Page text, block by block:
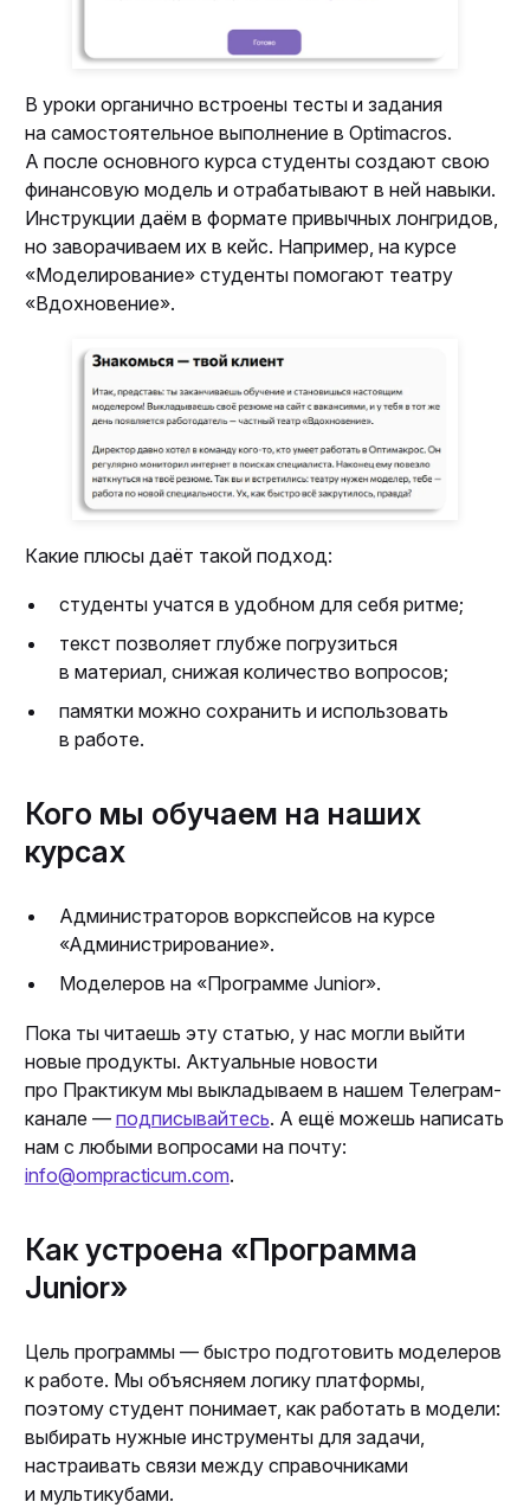
В уроки органично встроены тесты и задания
на самостоятельное выполнение в Optimacros.
А после основного курса студенты создают свою
финансовую модель и отрабатывают в ней навыки.
Инструкции даём в формате привычных лонгридов,
но заворачиваем их в кейс. Например, на курсе
«Моделирование» студенты помогают театру
«Вдохновение».
Какие плюсы даёт такой подход:
студенты учатся в удобном для себя ритме;
текст позволяет глубже погрузиться
в материал, снижая количество вопросов;
памятки можно сохранить и использовать
в работе.
Кого мы обучаем на наших
курсах
Администраторов воркспейсов на курсе
«Администрирование».
Моделеров на «Программе Junior».
Пока ты читаешь эту статью, у нас могли выйти
новые продукты. Актуальные новости
про Практикум мы выкладываем в нашем Телеграм-
канале — подписывайтесь. А ещё можешь написать
нам с любыми вопросами на почту:
info@ompracticum.com.
Как устроена «Программа
Junior»
Цель программы — быстро подготовить моделеров
к работе. Мы объясняем логику платформы,
поэтому студент понимает, как работать в модели:
выбирать нужные инструменты для задачи,
настраивать связи между справочниками
и мультикубами.